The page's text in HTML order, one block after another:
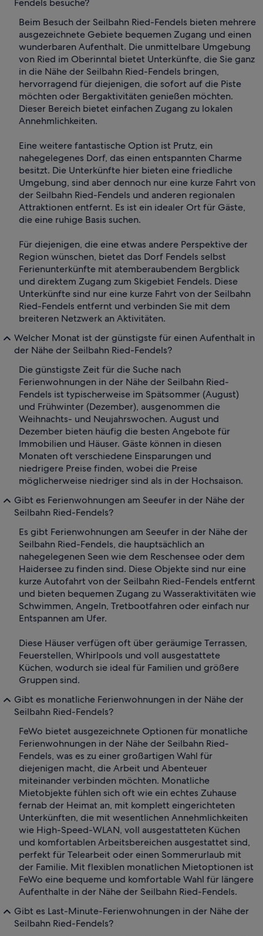
Fendels besuche?
Beim Besuch der Seilbahn Ried-Fendels bieten mehrere
ausgezeichnete Gebiete bequemen Zugang und einen
wunderbaren Aufenthalt. Die unmittelbare Umgebung
von Ried im Oberinntal bietet Unterkünfte, die Sie ganz
in die Nähe der Seilbahn Ried-Fendels bringen,
hervorragend für diejenigen, die sofort auf die Piste
möchten oder Bergaktivitäten genießen möchten.
Dieser Bereich bietet einfachen Zugang zu lokalen
Annehmlichkeiten.
Eine weitere fantastische Option ist Prutz, ein
nahegelegenes Dorf, das einen entspannten Charme
besitzt. Die Unterkünfte hier bieten eine friedliche
Umgebung, sind aber dennoch nur eine kurze Fahrt von
der Seilbahn Ried-Fendels und anderen regionalen
Attraktionen entfernt. Es ist ein idealer Ort für Gäste,
die eine ruhige Basis suchen.
Für diejenigen, die eine etwas andere Perspektive der
Region wünschen, bietet das Dorf Fendels selbst
Ferienunterkünfte mit atemberaubendem Bergblick
und direktem Zugang zum Skigebiet Fendels. Diese
Unterkünfte sind nur eine kurze Fahrt von der Seilbahn
Ried-Fendels entfernt und verbinden Sie mit dem
breiteren Netzwerk an Aktivitäten.
Welcher Monat ist der günstigste für einen Aufenthalt in
der Nähe der Seilbahn Ried-Fendels?
Die günstigste Zeit für die Suche nach
Ferienwohnungen in der Nähe der Seilbahn Ried-
Fendels ist typischerweise im Spätsommer (August)
und Frühwinter (Dezember), ausgenommen die
Weihnachts- und Neujahrswochen. August und
Dezember bieten häufig die besten Angebote für
Immobilien und Häuser. Gäste können in diesen
Monaten oft verschiedene Einsparungen und
niedrigere Preise finden, wobei die Preise
möglicherweise niedriger sind als in der Hochsaison.
Gibt es Ferienwohnungen am Seeufer in der Nähe der
Seilbahn Ried-Fendels?
Es gibt Ferienwohnungen am Seeufer in der Nähe der
Seilbahn Ried-Fendels, die hauptsächlich an
nahegelegenen Seen wie dem Reschensee oder dem
Haidersee zu finden sind. Diese Objekte sind nur eine
kurze Autofahrt von der Seilbahn Ried-Fendels entfernt
und bieten bequemen Zugang zu Wasseraktivitäten wie
Schwimmen, Angeln, Tretbootfahren oder einfach nur
Entspannen am Ufer.
Diese Häuser verfügen oft über geräumige Terrassen,
Feuerstellen, Whirlpools und voll ausgestattete
Küchen, wodurch sie ideal für Familien und größere
Gruppen sind.
Gibt es monatliche Ferienwohnungen in der Nähe der
Seilbahn Ried-Fendels?
FeWo bietet ausgezeichnete Optionen für monatliche
Ferienwohnungen in der Nähe der Seilbahn Ried-
Fendels, was es zu einer großartigen Wahl für
diejenigen macht, die Arbeit und Abenteuer
miteinander verbinden möchten. Monatliche
Mietobjekte fühlen sich oft wie ein echtes Zuhause
fernab der Heimat an, mit komplett eingerichteten
Unterkünften, die mit wesentlichen Annehmlichkeiten
wie High-Speed-WLAN, voll ausgestatteten Küchen
und komfortablen Arbeitsbereichen ausgestattet sind,
perfekt für Telearbeit oder einen Sommerurlaub mit
der Familie. Mit flexiblen monatlichen Mietoptionen ist
FeWo eine bequeme und komfortable Wahl für längere
Aufenthalte in der Nähe der Seilbahn Ried-Fendels.
Gibt es Last-Minute-Ferienwohnungen in der Nähe der
Seilbahn Ried-Fendels?